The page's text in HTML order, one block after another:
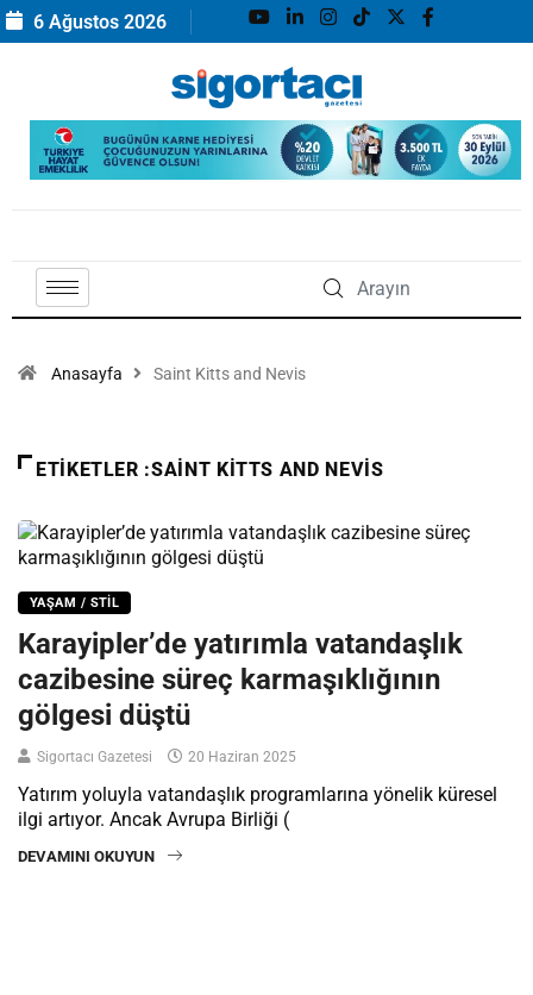
6 Ağustos 2026
Anasayfa Saint Kitts and Nevis
ETIKETLER :SAINT KITTS AND NEVIS
YAŞAM / STIL
Karayipler’de yatırımla vatandaşlık
cazibesine süreç karmaşıklığının
gölgesi düştü
Sigortacı Gazetesi 20 Haziran 2025
Yatırım yoluyla vatandaşlık programlarına yönelik küresel
ilgi artıyor. Ancak Avrupa Birliği (
DEVAMINI OKUYUN